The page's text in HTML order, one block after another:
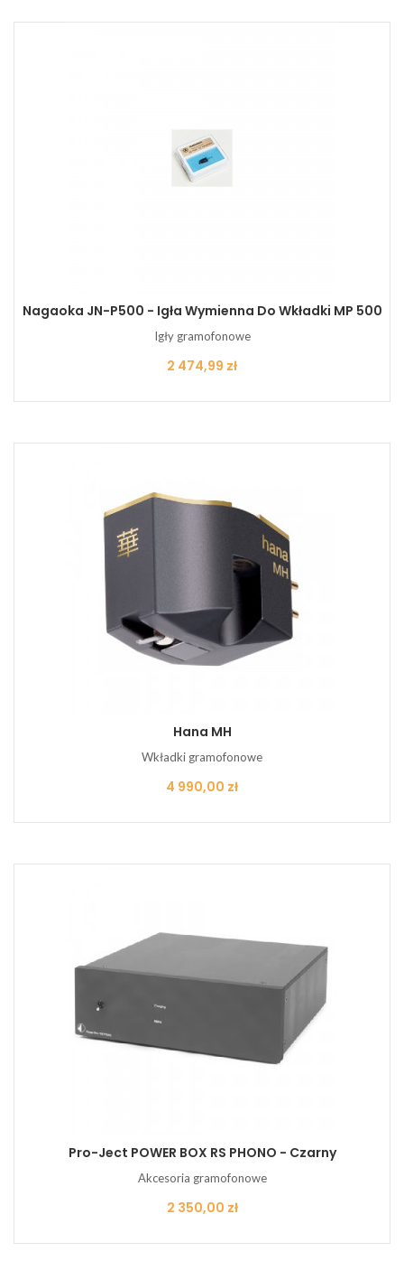
Nagaoka JN-P500 - Igła Wymienna Do Wkładki MP 500
Igły gramofonowe
Cena
2 474,99 zł
Hana MH
Wkładki gramofonowe
Cena
4 990,00 zł
Pro-Ject POWER BOX RS PHONO - Czarny
Akcesoria gramofonowe
Cena
2 350,00 zł